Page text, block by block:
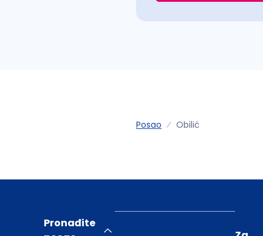
Posao Obilić
Pronađite